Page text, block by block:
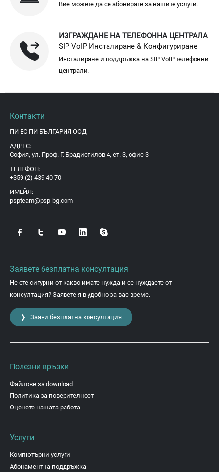
Вие можете да се абонирате за нашите услуги.
ИЗГРАЖДАНЕ НА ТЕЛЕФОННА ЦЕНТРАЛА
SIP VoIP Инсталиране & Конфигуриране
Инсталиране и поддръжка на SIP VoIP телефонни
централи.
Контакти
ПИ ЕС ПИ БЪЛГАРИЯ ООД
АДРЕС:
София, ул. Проф. Г. Брадистилов 4, ет. 3, офис 3
ТЕЛЕФОН:
+359 (2) 439 40 70
ИМЕЙЛ:
pspteam@psp-bg.com
Заявете безплатна консултация
Не сте сигурни от какво имате нужда и се нуждаете от
консултация? Заявете я в удобно за вас време.
❯ Заяви безплатна консултация
Полезни връзки
Файлове за download
Политика за поверителност
Оценете нашата работа
Услуги
Компютърни услуги
Абонаментна поддръжка